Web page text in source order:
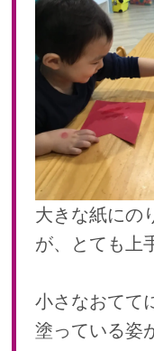
2024年 01月(20)
2023年 12月(20)
2023年 11月(20)
2023年 10月(21)
2023年 09月(20)
2023年 08月(21)
2023年 07月(20)
2023年 06月(22)
2023年 05月(20)
2023年 03月(22)
2023年 01月(19)
大きな紙にの
が、とても上
小さなおてて
塗っている姿